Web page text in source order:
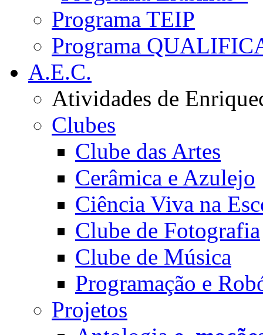
Programa TEIP
Programa
A.E.C.
Atividades de
Clubes
Clube das Artes
Cerâmica e Azulejo
Ciência Viva na
Clube de Fotografia
Clube de Música
Programação e
Projetos